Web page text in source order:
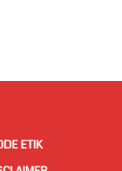
ETIK